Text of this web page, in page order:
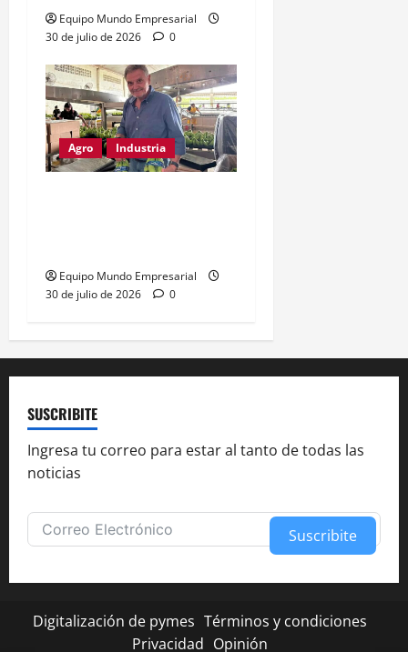
Equipo Mundo Empresarial
30 de julio de 2026
0
Agro Industria
Equipo Mundo Empresarial
30 de julio de 2026
0
SUSCRIBITE
Ingresa tu correo para estar al tanto de todas las
noticias
Suscribite
Digitalización de pymes Términos y condiciones
Privacidad Opinión